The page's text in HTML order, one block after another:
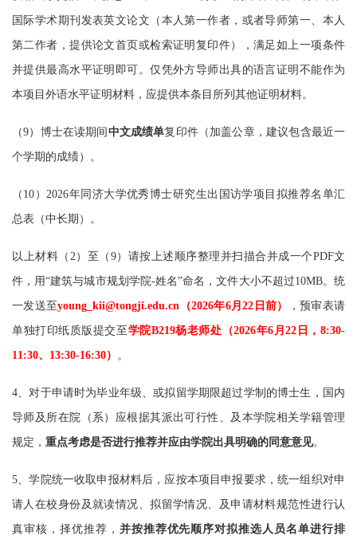
国际学术期刊发表英文论文（本人第一作者，或者导师第一、本人
第二作者，提供论文首页或检索证明复印件），满足如上一项条件
并提供最高水平证明即可。仅凭外方导师出具的语言证明不能作为
本项目外语水平证明材料，应提供本条目所列其他证明材料。
（9）博士在读期间 中文成绩单复印件（加盖公章，建议包含最近一
个学期的成绩）。
（ 10 ）2026年同济大学优秀博士研究生出国访学项目拟推荐名单汇
总表（中长期）。
以上材料（ 2）至（9）请按上述顺序整理并扫描合并成一个PDF文
件，用“建筑与城市规划学院-姓名”命名，文件大小不超过10MB。统
一发送至young_kii@tongji.edu.cn（2026年6月22 日前） ，预审表请
单独打印纸质版提交至 学院B219杨老师处（2026年6 月22 日，8:30-
11:30、13:30-16:30） 。
4、对于申请时为毕业年级、或拟留学期限超过学制的博士生，国内
导师及所在院（系）应根据其派出可行性、及本学院相关学籍管理
规定， 重点考虑是否进行推荐并应由学院出具明确的同意意见。
5、学院统一收取申报材料后，应按本项目申报要求，统一组织对申
请人在校身份及就读情况、拟留学情况、及申请材料规范性进行认
真审核，择优推荐， 并按推荐优先顺序对拟推选人员名单进行排